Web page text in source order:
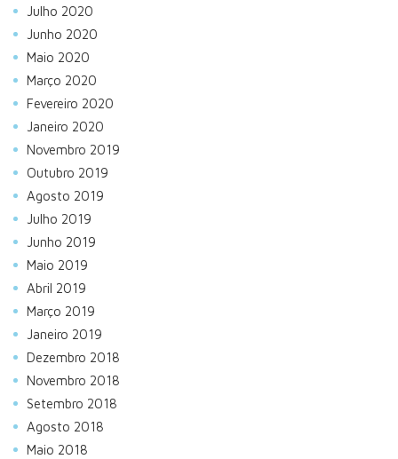
Julho 2020
Junho 2020
Maio 2020
Março 2020
Fevereiro 2020
Janeiro 2020
Novembro 2019
Outubro 2019
Agosto 2019
Julho 2019
Junho 2019
Maio 2019
Abril 2019
Março 2019
Janeiro 2019
Dezembro 2018
Novembro 2018
Setembro 2018
Agosto 2018
Maio 2018